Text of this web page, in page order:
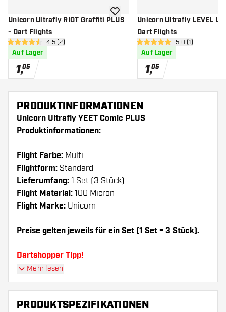
Unicorn Ultrafly RIOT Graffiti PLUS
- Dart Flights
Bewertungsbereich öffnen
4.5 Bewertungssterne
4.5 (2)
Auf Lager
1,05
Zur Wunschliste hinzufügen
Unicorn Ultrafly LEVEL UP
Dart Flights
5 Bewertungssterne
5.0 (1)
Auf Lager
1,05
PRODUKTINFORMATIONEN
Unicorn Ultrafly YEET Comic PLUS
Produktinformationen:
Flight Farbe: Multi
Flightform: Standard
Lieferumfang: 1 Set (3 Stück)
Flight Material: 100 Micron
Flight Marke: Unicorn
Preise gelten jeweils für ein Set (1 Set = 3 Stück).
Dartshopper Tipp!
Sorgen Sie für genügend Ersatz Flights und
abnutzen oder brechen.
Mehr lesen
PRODUKTSPEZIFIKATIONEN